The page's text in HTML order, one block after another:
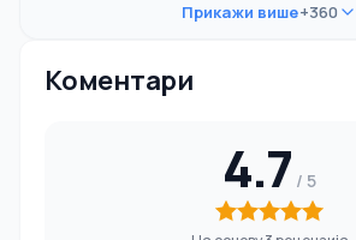
Прикажи више+360
Коментари
4.7